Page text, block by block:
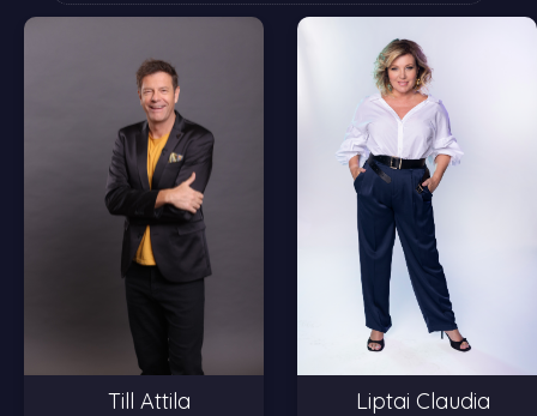
Till Attila Liptai Claudia